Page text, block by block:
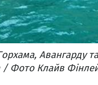
Авангарду
/ Фото Клайв